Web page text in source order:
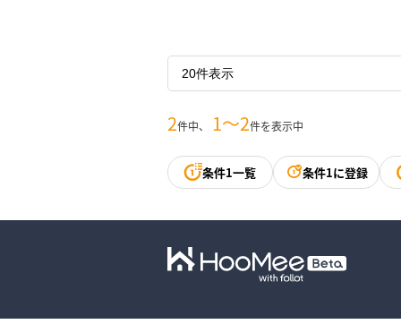
2件中、 1〜2件を表示中
条件1一覧 条件1に登録